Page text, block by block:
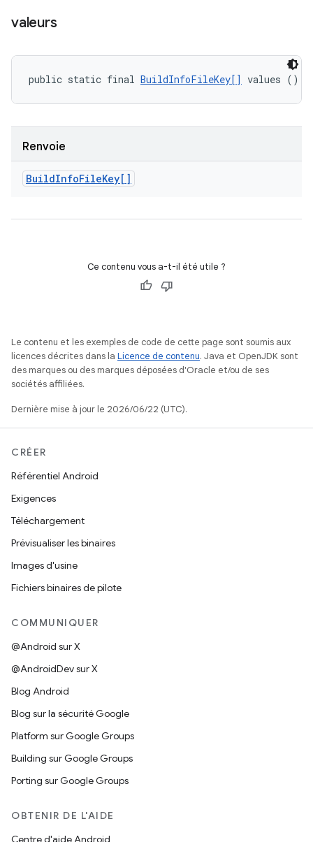
valeurs
public static final BuildInfoFileKey[] values ()
Renvoie
BuildInfoFileKey[]
Ce contenu vous a-t-il été utile ?
Le contenu et les exemples de code de cette page sont soumis aux
licences décrites dans la Licence de contenu. Java et OpenJDK sont
des marques ou des marques déposées d'Oracle et/ou de ses
sociétés affiliées.
Dernière mise à jour le 2026/06/22 (UTC).
CRÉER
Référentiel Android
Exigences
Téléchargement
Prévisualiser les binaires
Images d'usine
Fichiers binaires de pilote
COMMUNIQUER
@Android sur X
@AndroidDev sur X
Blog Android
Blog sur la sécurité Google
Platform sur Google Groups
Building sur Google Groups
Porting sur Google Groups
OBTENIR DE L'AIDE
Centre d'aide Android